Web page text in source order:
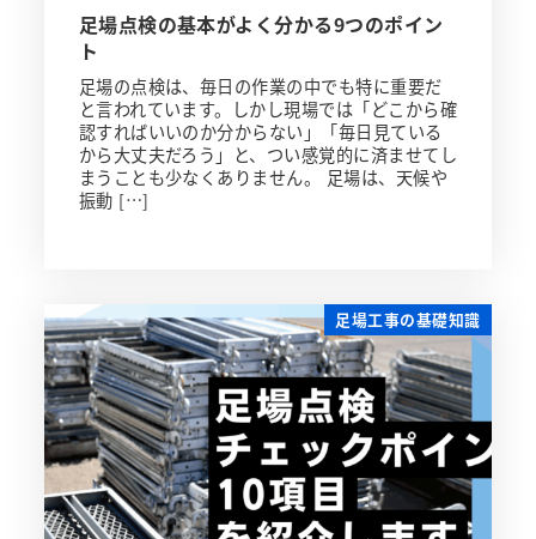
足場点検の基本がよく分かる9つのポイン
ト
足場の点検は、毎日の作業の中でも特に重要だ
と言われています。しかし現場では「どこから確
認すればいいのか分からない」「毎日見ている
から大丈夫だろう」と、つい感覚的に済ませてし
まうことも少なくありません。 足場は、天候や
振動 […]
足場工事の基礎知識